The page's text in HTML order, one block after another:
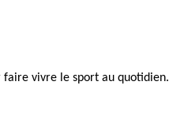
faire vivre le sport au quotidien.